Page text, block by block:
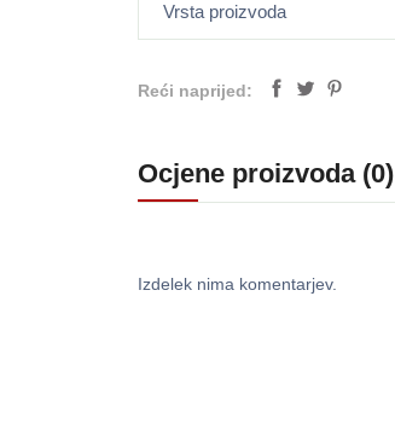
Vrsta proizvoda
Reći naprijed:
Ocjene proizvoda (0)
Izdelek nima komentarjev.